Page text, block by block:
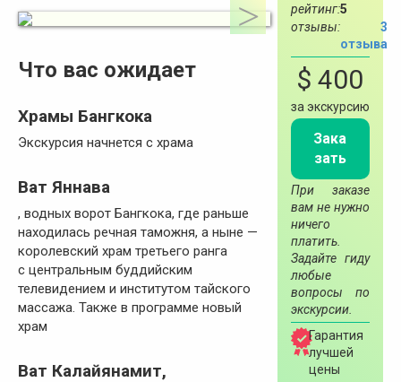
рейтинг:5
отзывы:
3
отзыва
$ 400
за экскурсию
Зака
зать
При заказе
вам не нужно
ничего
платить.
Задайте гиду
любые
вопросы по
экскурсии.
Гарантия
лучшей
цены
Что вас ожидает
Храмы Бангкока
Экскурсия начнется с храма
Ват Яннава
, водных ворот Бангкока, где раньше
находилась речная таможня, а ныне —
королевский храм третьего ранга
с центральным буддийским
телевидением и институтом тайского
массажа. Также в программе новый
храм
Ват Калайянамит,